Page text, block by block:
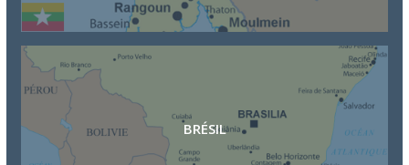
BRÉSIL